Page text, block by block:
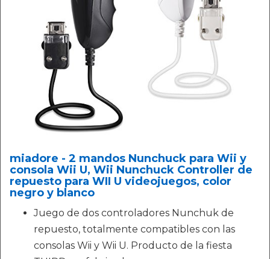
miadore - 2 mandos Nunchuck para Wii y
consola Wii U, Wii Nunchuck Controller de
repuesto para WII U videojuegos, color
negro y blanco
Juego de dos controladores Nunchuk de
repuesto, totalmente compatibles con las
consolas Wii y Wii U. Producto de la fiesta